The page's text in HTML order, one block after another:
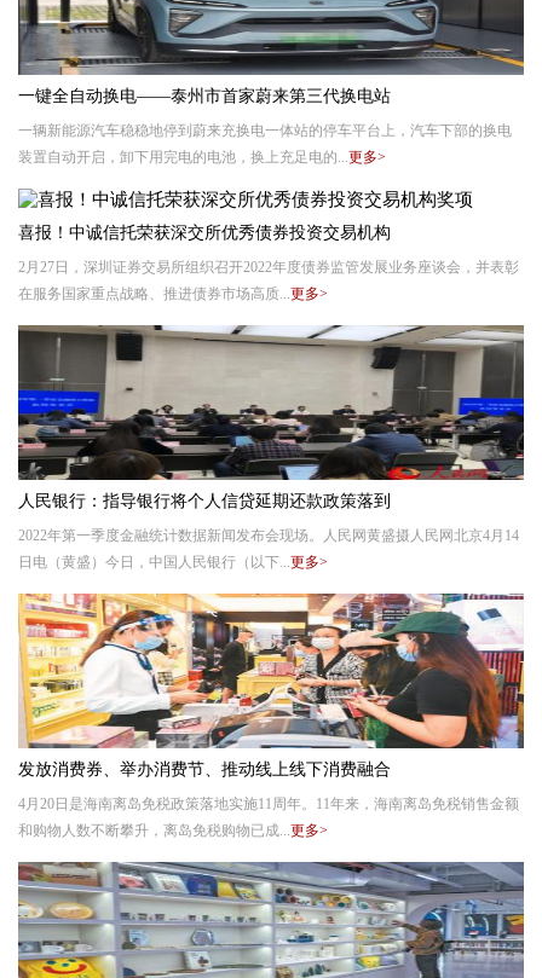
一键全自动换电——泰州市首家蔚来第三代换电站
一辆新能源汽车稳稳地停到蔚来充换电一体站的停车平台上，汽车下部的换电
装置自动开启，卸下用完电的电池，换上充足电的...更多>
喜报！中诚信托荣获深交所优秀债券投资交易机构
2月27日，深圳证券交易所组织召开2022年度债券监管发展业务座谈会，并表彰
在服务国家重点战略、推进债券市场高质...更多>
人民银行：指导银行将个人信贷延期还款政策落到
2022年第一季度金融统计数据新闻发布会现场。人民网黄盛摄人民网北京4月14
日电（黄盛）今日，中国人民银行（以下...更多>
发放消费券、举办消费节、推动线上线下消费融合
4月20日是海南离岛免税政策落地实施11周年。11年来，海南离岛免税销售金额
和购物人数不断攀升，离岛免税购物已成...更多>